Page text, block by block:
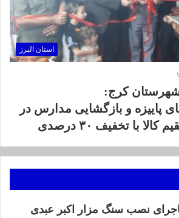
استان البرز
شهرستان کرج:
پاییزه و بازگشایی مدارس در
با تخفیف ۳۰ درصدی
نصب سنگ مزار اکبر عبدی